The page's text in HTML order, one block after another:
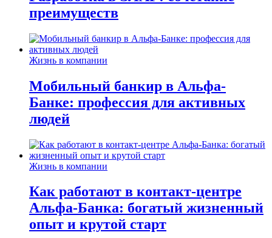
преимуществ
Жизнь в компании
Мобильный банкир в Альфа-
Банке: профессия для активных
людей
Жизнь в компании
Как работают в контакт-центре
Альфа-Банка: богатый жизненный
опыт и крутой старт